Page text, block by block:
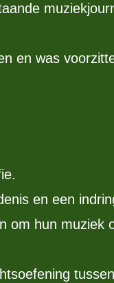
en was
en een
hun muziek